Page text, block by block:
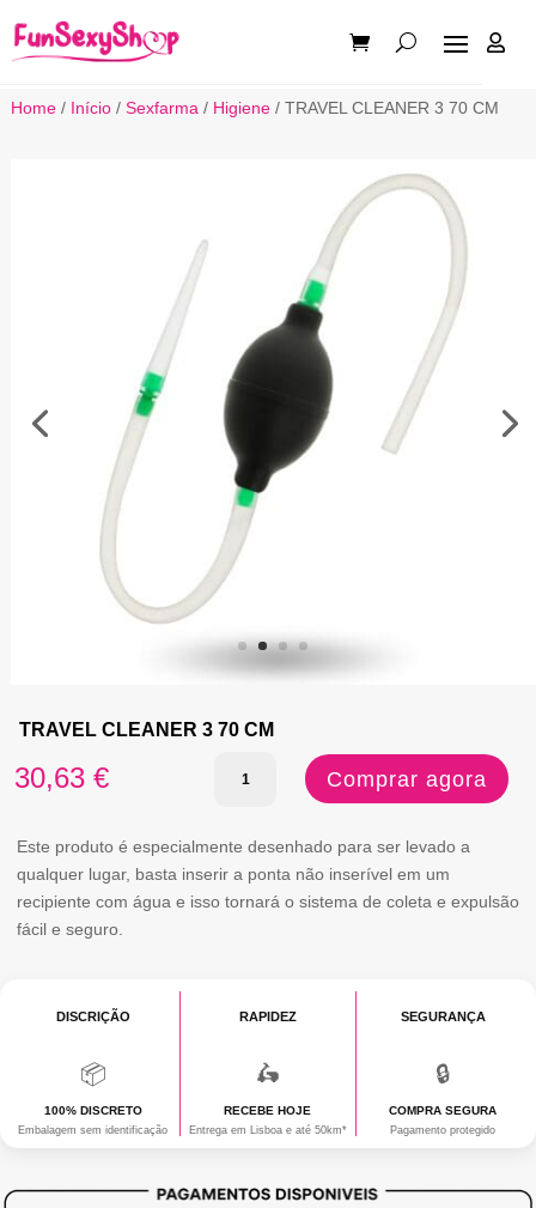

Home/ Início/ Sexfarma / Higiene/ TRAVEL CLEANER 3 70 CM
TRAVEL CLEANER 3 70 CM
30,63 €
Quantidade
TRAVEL
CLEANER
Comprar agora
Este produto é especialmente desenhado para ser levado a
qualquer lugar, basta inserir a ponta não inserível em um
recipiente com água e isso tornará o sistema de coleta e expulsão
fácil e seguro.
DISCRIÇÃO
📦
100% DISCRETO
Embalagem sem identificação
RAPIDEZ
🛵
RECEBE HOJE
Entrega em Lisboa e até 50km*
SEGURANÇA
🔒
COMPRA SEGURA
Pagamento protegido